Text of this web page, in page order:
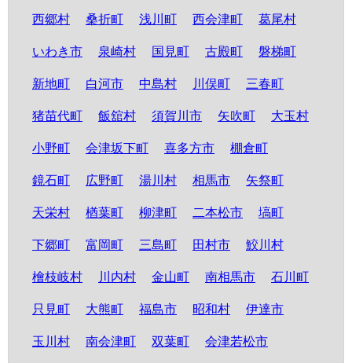
西郷村 桑折町 浅川町 西会津町 葛尾村
いわき市 泉崎村 国見町 古殿町 磐梯町
新地町 白河市 中島村 川俣町 三春町
猪苗代町 飯舘村 須賀川市 矢吹町 大玉村
小野町 会津坂下町 喜多方市 棚倉町
鏡石町 広野町 湯川村 相馬市 矢祭町
天栄村 楢葉町 柳津町 二本松市 塙町
下郷町 富岡町 三島町 田村市 鮫川村
檜枝岐村 川内村 金山町 南相馬市 石川町
只見町 大熊町 福島市 昭和村 伊達市
玉川村 南会津町 双葉町 会津若松市